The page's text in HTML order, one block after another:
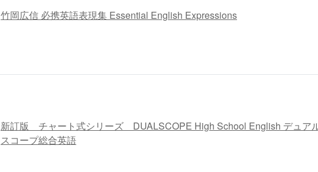
竹岡広信 必携英語表現集 Essential English Expressions
新訂版 チャート式シリーズ DUALSCOPE High School English デュア
スコープ総合英語